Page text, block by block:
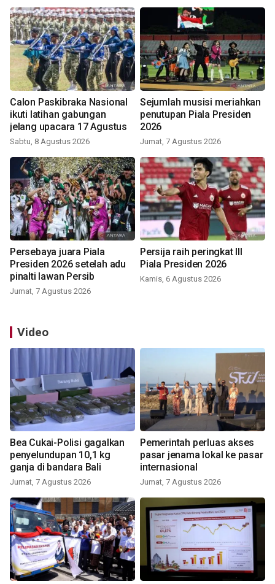
Calon Paskibraka Nasional
ikuti latihan gabungan
jelang upacara 17 Agustus
Sabtu, 8 Agustus 2026
Sejumlah musisi meriahkan
penutupan Piala Presiden
2026
Jumat, 7 Agustus 2026
Persebaya juara Piala
Presiden 2026 setelah adu
pinalti lawan Persib
Jumat, 7 Agustus 2026
Persija raih peringkat III
Piala Presiden 2026
Kamis, 6 Agustus 2026
Video
Bea Cukai-Polisi gagalkan
penyelundupan 10,1 kg
ganja di bandara Bali
Jumat, 7 Agustus 2026
Pemerintah perluas akses
pasar jenama lokal ke pasar
internasional
Jumat, 7 Agustus 2026